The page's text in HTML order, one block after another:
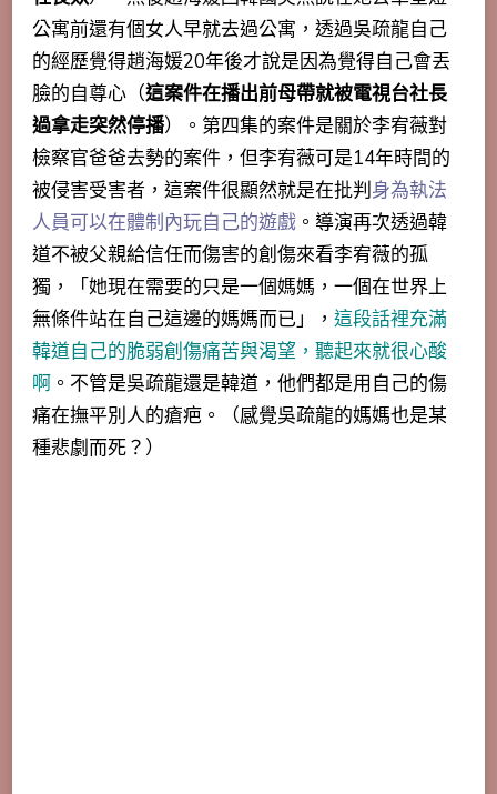
公寓前還有個女人早就去過公寓，透過吳疏龍自己
的經歷覺得趙海媛20年後才說是因為覺得自己會丟
臉的自尊心（這案件在播出前母帶就被電視台社長
過拿走突然停播）。第四集的案件是關於李宥薇對
檢察官爸爸去勢的案件 ，但李宥薇可是14年時間的
被侵害受害者，這案件很顯然就是在批判身為執法
人員可以在體制內玩自己的遊戲 。導演再次透過韓
道不被父親給信任而傷害的創傷來看李宥薇的孤
獨，「她現在需要的只是一個媽媽，一個在世界上
無條件站在自己這邊的媽媽而已」， 這段話裡充滿
韓道自己的脆弱創傷痛苦與渴望，聽起來就很心酸
啊 。不管是吳疏龍還是韓道， 他們都是用自己的傷
痛在撫平別人的瘡疤 。（感覺吳疏龍的媽媽也是某
種悲劇而死？）